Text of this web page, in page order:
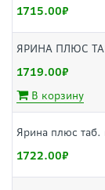
1715.00
ЯРИНА ПЛЮС
1719.00
В корзину
Ярина плюс
1722.00